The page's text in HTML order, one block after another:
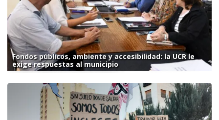
Fondos públicos, ambiente y accesibilidad: la UCR le
exige respuestas al municipio